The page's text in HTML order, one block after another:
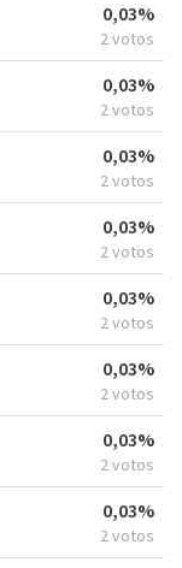
0,03%
2 votos
0,03%
2 votos
0,03%
2 votos
0,03%
2 votos
0,03%
2 votos
0,03%
2 votos
0,03%
2 votos
0,03%
2 votos